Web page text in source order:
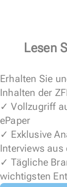
Lesen
Erhalten Sie
Inhalten der
✓ Vollzugriff
ePaper
✓ Exklusive
Interviews aus
✓ Tägliche
wichtigsten